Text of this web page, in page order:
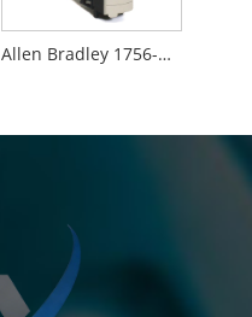
Allen Bradley 1756-M02AE